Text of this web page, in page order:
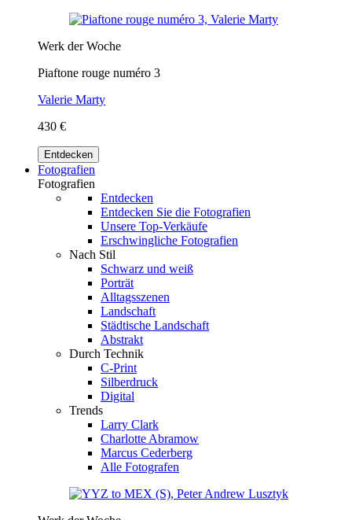
Werk der Woche
Piaftone rouge numéro 3
Valerie Marty
430 €
Entdecken
Fotografien
Fotografien
Entdecken
Entdecken Sie die Fotografien
Unsere Top-Verkäufe
Erschwingliche Fotografien
Nach Stil
Schwarz und weiß
Porträt
Alltagsszenen
Landschaft
Städtische Landschaft
Abstrakt
Durch Technik
C-Print
Silberdruck
Digital
Trends
Larry Clark
Charlotte Abramow
Marcus Cederberg
Alle Fotografen